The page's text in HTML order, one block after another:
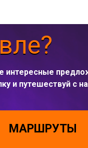
интересные
и путешествуй с
МАРШРУТЫ